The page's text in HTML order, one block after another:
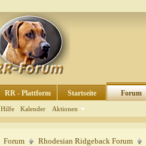
RR - Plattform Startseite Forum
Hilfe Kalender Aktionen
Forum Rhodesian Ridgeback Forum